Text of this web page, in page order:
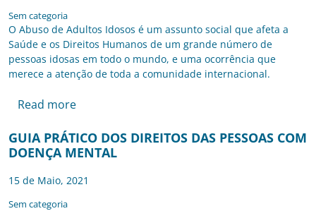
Sem categoria
O Abuso de Adultos Idosos é um assunto social que afeta a
Saúde e os Direitos Humanos de um grande número de
pessoas idosas em todo o mundo, e uma ocorrência que
merece a atenção de toda a comunidade internacional.
Read more
GUIA PRÁTICO DOS DIREITOS DAS PESSOAS COM
DOENÇA MENTAL
15 de Maio, 2021
Sem categoria